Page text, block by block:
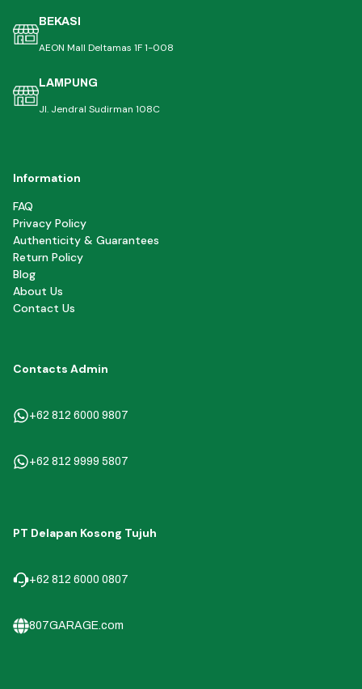
BEKASI
AEON Mall Deltamas 1F 1-008
LAMPUNG
Jl. Jendral Sudirman 108C
Information
FAQ
Privacy Policy
Authenticity & Guarantees
Return Policy
Blog
About Us
Contact Us
Contacts Admin
+62 812 6000 9807
+62 812 9999 5807
PT Delapan Kosong Tujuh
+62 812 6000 0807
807GARAGE.com